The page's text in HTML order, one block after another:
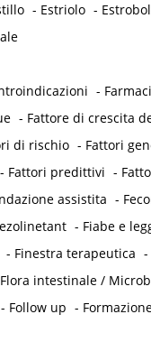
- Estriolo -
-
- Fattore di crescita
di rischio - Fattori
- Fattori predittivi -
assistita -
- Fiabe e
- Finestra terapeutica -
Flora intestinale /
- Follow up -